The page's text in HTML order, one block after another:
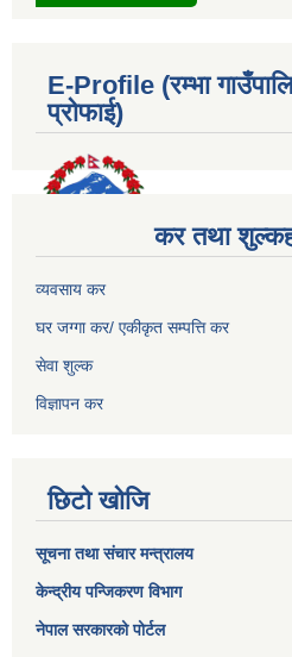
E-Profile (रम्भा
प्रोफाई)
कर तथा
व्यवसाय कर
घर जग्गा कर/ एकीकृत सम्पत्ति कर
सेवा शुल्क
विज्ञापन कर
छिटो खोजि
सूचना तथा संचार मन्त्रालय
केन्द्रीय पन्जिकरण विभाग
नेपाल सरकारको पोर्टल